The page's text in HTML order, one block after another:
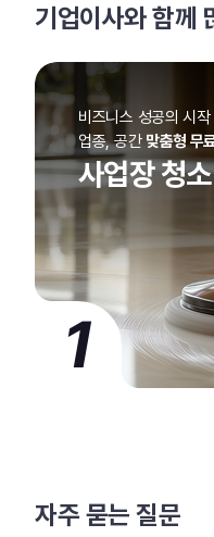
기업이사와 함께
비즈니스 성공의 시작
업종, 공간 맞춤형 무
사업장 청소
1
자주 묻는 질문